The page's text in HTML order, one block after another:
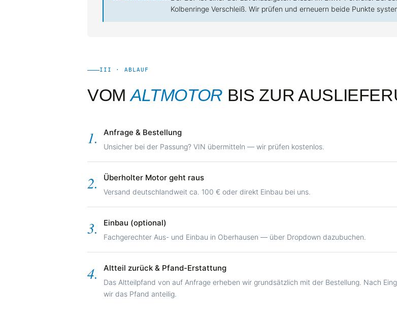
Kolbenringe Verschleiß. Wir prüfen und erneuern beide Punkte
III · ABLAUF
VOMALTMOTOR BIS ZUR
1. Anfrage & Bestellung
Unsicher bei der Passung? VIN übermitteln — wir prüfen kostenlos.
2. Überholter Motor geht raus
Versand deutschlandweit ca. 100 € oder direkt Einbau bei uns.
3. Einbau (optional)
Fachgerechter Aus- und Einbau in Oberhausen — über Dropdown dazubuchen.
4. Altteil zurück & Pfand-Erstattung
Das Altteilpfand von auf Anfrage erheben wir grundsätzlich mit der Bestellung. Nach
wir das Pfand anteilig.